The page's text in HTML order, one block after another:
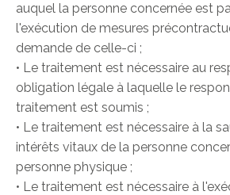
auquel la personne concernée est
l'exécution de mesures
demande de celle-ci ;
• Le traitement est nécessaire au
obligation légale à laquelle le
traitement est soumis ;
• Le traitement est nécessaire à la
intérêts vitaux de la personne
personne physique ;
• Le traitement est nécessaire à